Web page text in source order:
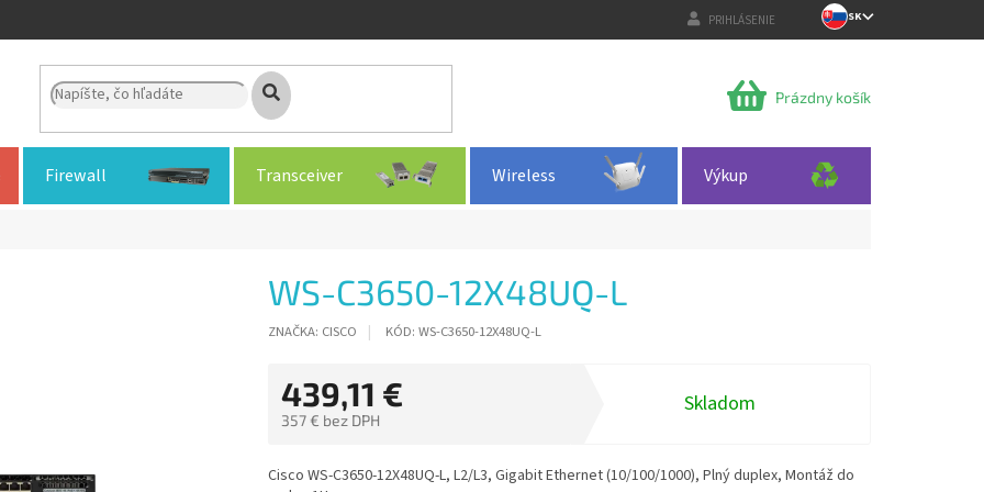
PRIHLÁSENIE SK
NÁKUPNÝ
Prázdny košík
Firewall Transceiver Wireless Výkup
WS-C3650-12X48UQ-L
ZNAČKA: CISCO KÓD: WS-C3650-12X48UQ-L
439,11 €
357 € bez DPH
cena:
Skladom
Cisco WS-C3650-12X48UQ-L, L2/L3, Gigabit Ethernet (10/100/1000), Plný duplex, Montáž do